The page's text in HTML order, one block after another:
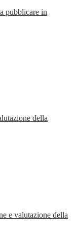
pubblicare in
della
e valutazione della